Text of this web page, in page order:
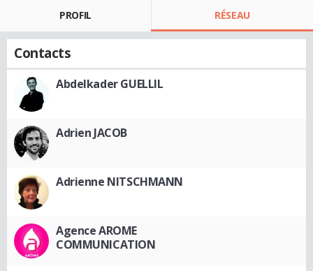
PROFIL RÉSEAU
Contacts
Abdelkader GUELLIL
Adrien JACOB
Adrienne NITSCHMANN
Agence AROME
COMMUNICATION